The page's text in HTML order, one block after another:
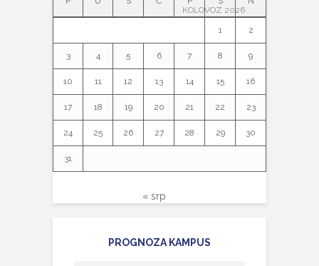
KOLOVOZ 2026
1 2
3 4 5 6 7 8 9
10 11 12 13 14 15 16
17 18 19 20 21 22 23
24 25 26 27 28 29 30
31
« srp
PROGNOZA KAMPUS